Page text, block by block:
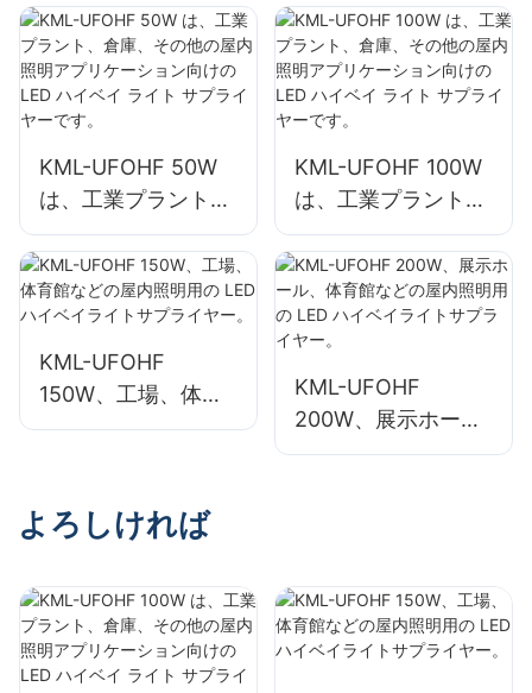
などの屋内スペース
に最適です。
などの屋内スペース
向けサプライヤーで
す。
KML-UFOHF 50W
は、工業プラント、
倉庫、その他の屋内
照明アプリケーショ
ン向けの LED ハイ
ベイ ライト サプラ
イヤーです。
KML-UFOHF 100W
は、工業プラント、
倉庫、その他の屋内
照明アプリケーショ
ン向けの LED ハイ
ベイ ライト サプラ
KML-UFOHF
150W、工場、体育
館などの屋内照明用
KML-UFOHF
200W、展示ホー
ル、体育館などの屋
よろしければ